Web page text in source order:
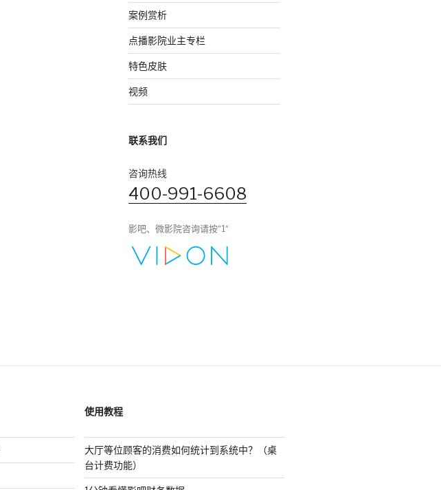
案例赏析
点播影院业主专栏
特色皮肤
视频
联系我们
咨询热线
400-991-6608
影吧、微影院咨询请按“1“
使用教程
大厅等位顾客的消费如何统计到系统中？（桌
台计费功能）